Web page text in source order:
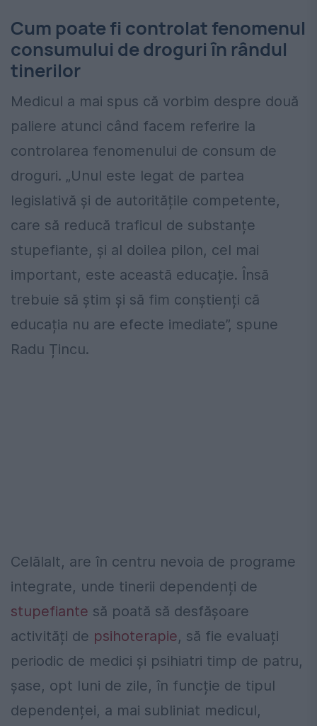
Cum poate fi controlat fenomenul
consumului de droguri în rândul
tinerilor
Medicul a mai spus că vorbim despre două
paliere atunci când facem referire la
controlarea fenomenului de consum de
droguri. „Unul este legat de partea
legislativă și de autoritățile competente,
care să reducă traficul de substanțe
stupefiante, și al doilea pilon, cel mai
important, este această educație. Însă
trebuie să știm și să fim conștienți că
educația nu are efecte imediate”, spune
Radu Țincu.
Celălalt, are în centru nevoia de programe
integrate, unde tinerii dependenți de
stupefiante să poată să desfășoare
activități de psihoterapie, să fie evaluați
periodic de medici și psihiatri timp de patru,
șase, opt luni de zile, în funcție de tipul
dependenței, a mai subliniat medicul,